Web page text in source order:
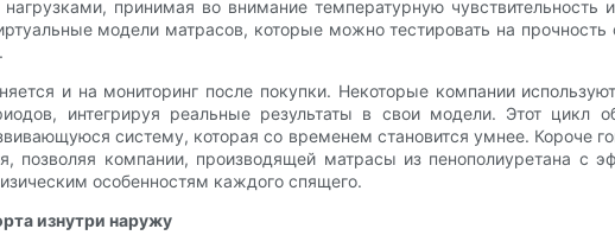
принимая во внимание температурную
модели матрасов, которые можно тестировать на
и на мониторинг после покупки. Некоторые компании
интегрируя реальные результаты в свои модели. Этот цикл
систему, которая со временем становится умнее. Короче
компании, производящей матрасы из пенополиуретана с
особенностям каждого спящего.
изнутри наружу